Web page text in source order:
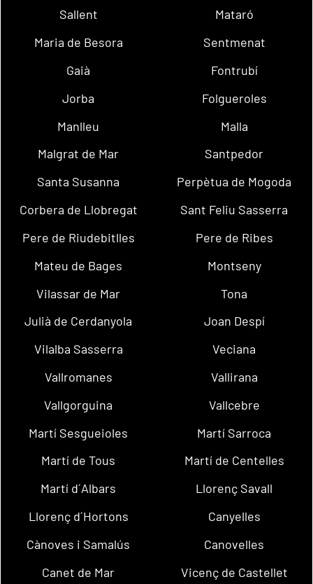
Sallent
Mataró
Maria de Besora
Sentmenat
Gaià
Fontrubí
Jorba
Folgueroles
Manlleu
Malla
Malgrat de Mar
Santpedor
Santa Susanna
Perpètua de Mogoda
Corbera de Llobregat
Sant Feliu Sasserra
Pere de Riudebitlles
Pere de Ribes
Mateu de Bages
Montseny
Vilassar de Mar
Tona
Julià de Cerdanyola
Joan Despí
Vilalba Sasserra
Veciana
Vallromanes
Vallirana
Vallgorguina
Vallcebre
Martí Sesgueioles
Martí Sarroca
Martí de Tous
Martí de Centelles
Martí d´Albars
Llorenç Savall
Llorenç d´Hortons
Canyelles
Cànoves i Samalús
Canovelles
Canet de Mar
Vicenç de Castellet